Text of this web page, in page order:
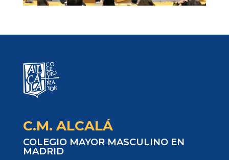
C.M. ALCALÁ
COLEGIO MAYOR MASCULINO EN
MADRID